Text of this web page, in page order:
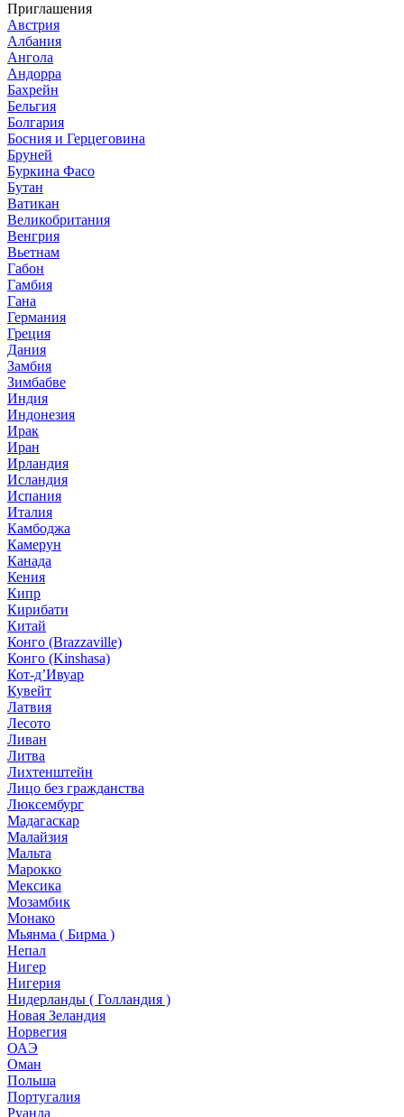
Приглашения
Австрия
Албания
Ангола
Андорра
Бахрейн
Бельгия
Болгария
Босния и Герцеговина
Бруней
Буркина Фасо
Бутан
Ватикан
Великобритания
Венгрия
Вьетнам
Габон
Гамбия
Гана
Германия
Греция
Дания
Замбия
Зимбабве
Индия
Индонезия
Ирак
Иран
Ирландия
Исландия
Испания
Италия
Камбоджа
Камерун
Канада
Кения
Кипр
Кирибати
Китай
Конго (Brazzaville)
Конго (Kinshasa)
Кот-д’Ивуар
Кувейт
Латвия
Лесото
Ливан
Литва
Лихтенштейн
Лицо без гражданства
Люксембург
Мадагаскар
Малайзия
Мальта
Марокко
Мексика
Мозамбик
Монако
Мьянма ( Бирма )
Непал
Нигер
Нигерия
Нидерланды ( Голландия )
Новая Зеландия
Норвегия
ОАЭ
Оман
Польша
Португалия
Руанда